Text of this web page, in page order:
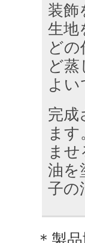
装飾
生地
ど
ど
よい
完成
ま
ま
油を
子の